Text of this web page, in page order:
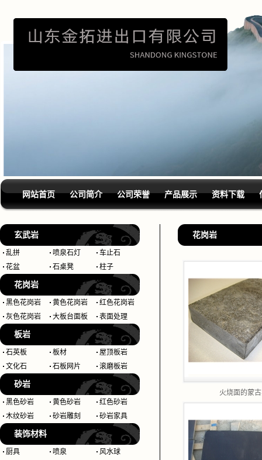
网站首页 公司简介 公司荣誉 产品展示 资料下载
玄武岩
乱拼 喷泉石灯
车止石
花盆
石桌凳 柱子
花岗岩
黑色花岗岩 黄色花岗岩
红色花岗岩
灰色花岗岩
大板台面板 表面处理
板岩
石英板 板材
屋顶板岩
文化石
石板网片 滚磨板岩
砂岩
黑色砂岩 黄色砂岩
红色砂岩
木纹砂岩
砂岩雕刻 砂岩家具
装饰材料
厨具 喷泉
风水球
花岗岩
火烧面的蒙